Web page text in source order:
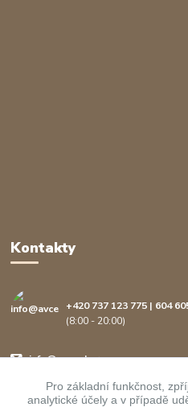
Kontakty
+420 737 123 775 | 604
(8:00 - 20:00)
info@avcenter.cz
Pro základní funkčnost,
analytické účely a v případě